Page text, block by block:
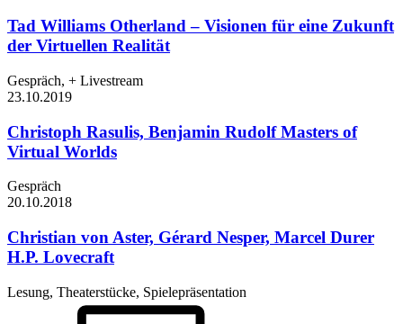
Tad Williams Otherland – Visionen für eine Zukunft
der Virtuellen Realität
Gespräch, + Livestream
23.10.2019
Christoph Rasulis, Benjamin Rudolf Masters of
Virtual Worlds
Gespräch
20.10.2018
Christian von Aster, Gérard Nesper, Marcel Durer
H.P. Lovecraft
Lesung, Theaterstücke, Spielepräsentation